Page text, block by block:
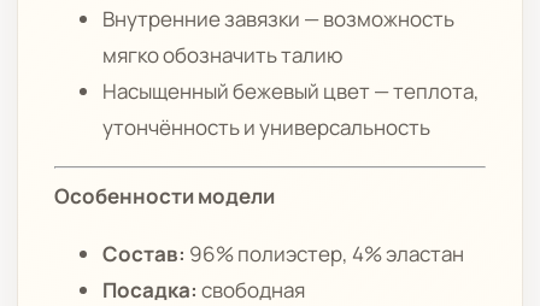
Внутренние завязки — возможность
мягко обозначить талию
Насыщенный бежевый цвет — теплота,
утончённость и универсальность
Особенности модели
Состав: 96% полиэстер, 4% эластан
Посадка: свободная